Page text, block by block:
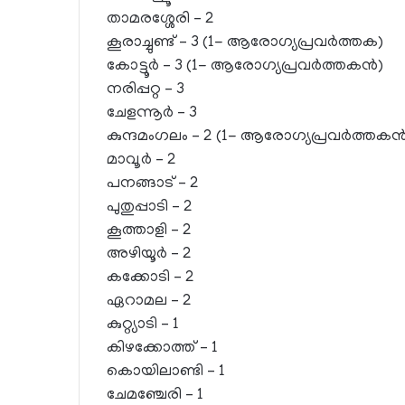
താമരശ്ശേരി – 2
കൂരാച്ചുണ്ട് – 3 (1- ആരോഗ്യപ്രവര്‍ത്തക)
കോട്ടൂര്‍ – 3 (1- ആരോഗ്യപ്രവര്‍ത്തകന്‍)
നരിപ്പറ്റ – 3
ചേളന്നൂര്‍ – 3
കുന്ദമംഗലം – 2 (1-
മാവൂര്‍ – 2
പനങ്ങാട് – 2
പുതുപ്പാടി – 2
കൂത്താളി – 2
അഴിയൂര്‍ – 2
കക്കോടി – 2
ഏറാമല – 2
കുറ്റ്യാടി – 1
കിഴക്കോത്ത് – 1
കൊയിലാണ്ടി – 1
ചേമഞ്ചേരി – 1